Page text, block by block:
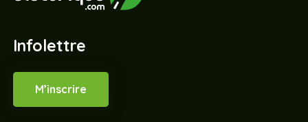
Infolettre
M’inscrire